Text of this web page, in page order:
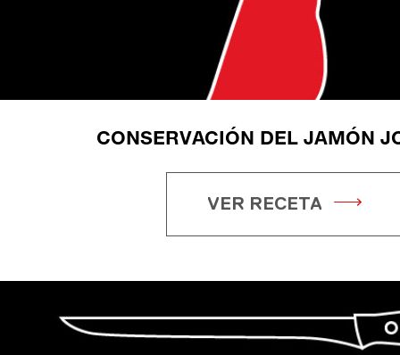
CONSERVACIÓN DEL JAMÓN
VER RECETA